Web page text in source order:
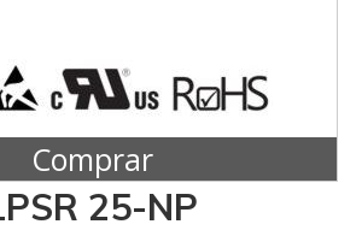
Comprar
25-NP